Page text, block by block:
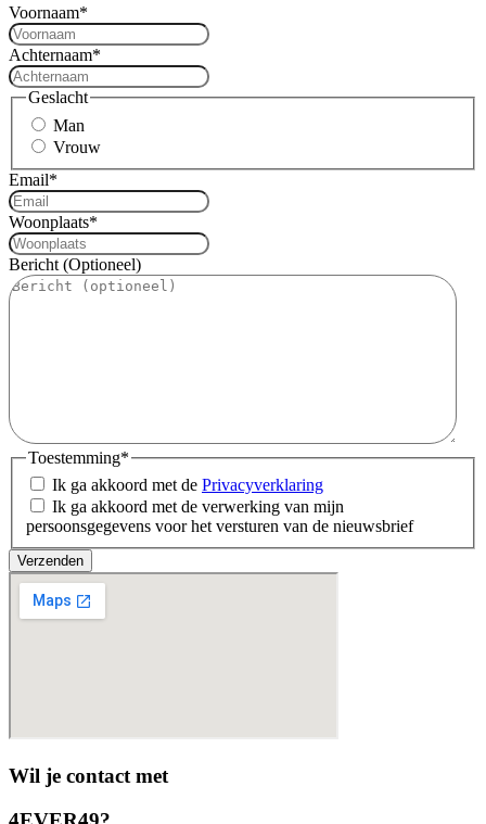
Voornaam*
Achternaam*
Geslacht
Man
Vrouw
Email*
Woonplaats*
Bericht (Optioneel)
Toestemming*
Ik ga akkoord met de Privacyverklaring
Ik ga akkoord met de verwerking van mijn
persoonsgegevens voor het versturen van de nieuwsbrief
Verzenden
Wil je contact met